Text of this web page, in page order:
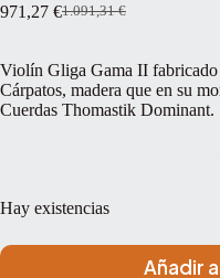
1.091,31€
El
era:
1.091,31 €.
971,27 €El
es:
971,27 €.
Violín Gliga Gama II fabricado
Cárpatos, madera que en su
Cuerdas Thomastik Dominant.
Hay existencias
Añadir